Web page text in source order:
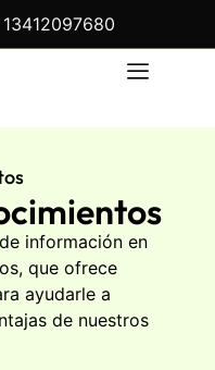
información en
que ofrece
ayudarle a
de nuestros